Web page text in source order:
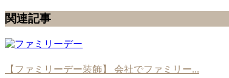
関連記事
【ファミリーデー装飾】 会社でファミリー...